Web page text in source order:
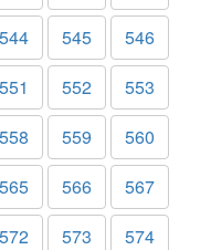
544 545
546
551 552
553
558 559
560
565 566
567
572 573
574